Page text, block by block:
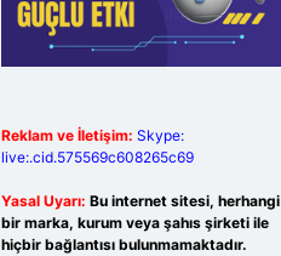
Reklam ve İletişim: Skype:
live:.cid.575569c608265c69
Yasal Uyarı: Bu internet sitesi, herhangi
bir marka, kurum veya şahıs şirketi ile
hiçbir bağlantısı bulunmamaktadır.